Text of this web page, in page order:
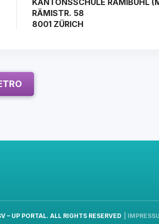
KANTONSSCHULE RÄMIBÜHL
RÄMISTR. 58
8001 ZÜRICH
– UP PORTAL. ALL RIGHTS RESERVED